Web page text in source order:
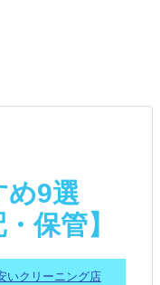
め9選
保管】
いクリーニング店